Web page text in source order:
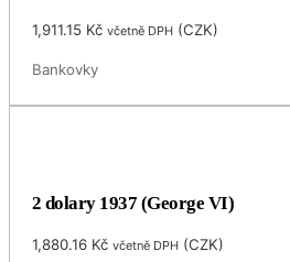
1,911.15 Kč včetně DPH(CZK)
Bankovky
2 dolary 1937 (George VI)
1,880.16 Kč včetně DPH(CZK)